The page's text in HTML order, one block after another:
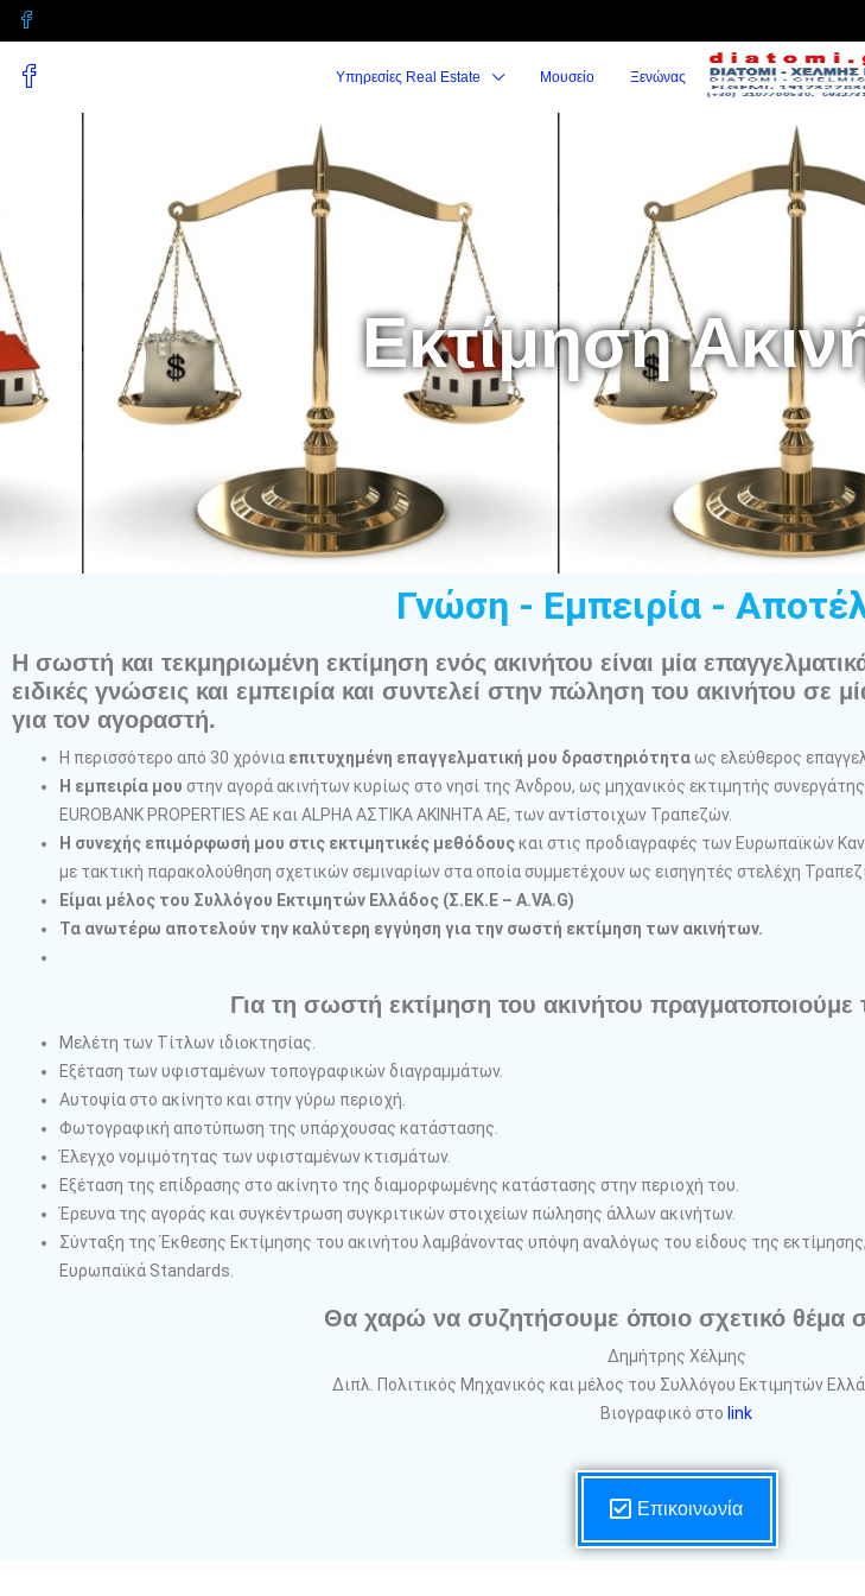
Υπηρεσίες Real Estate Μουσείο Ξενώνας
Εκτίμηση
Γνώση - Εμπειρία -
Η σωστή και τεκμηριωμένη εκτίμηση ενός ακινήτου είναι μία
ειδικές γνώσεις και εμπειρία και συντελεί στην πώληση του ακινήτου σε
για τον αγοραστή.
Η περισσότερο από 30 χρόνια επιτυχημένη επαγγελματική μου δραστηριότηταως ελεύθερος
Η εμπειρία μου στην αγορά ακινήτων κυρίως στο νησί της Άνδρου, ως μηχανικός εκτιμητής
EUROBANK PROPERTIES AE και ALPHA ΑΣΤΙΚΑ ΑΚΙΝΗΤΑ ΑΕ, των αντίστοιχων Τραπεζών.
Η συνεχής επιμόρφωσή μου στις εκτιμητικές μεθόδουςκαι στις προδιαγραφές των Ευρωπαϊκών
με τακτική παρακολούθηση σχετικών σεμιναρίων στα οποία συμμετέχουν ως εισηγητές στελέχη
Είμαι μέλος του Συλλόγου Εκτιμητών Ελλάδος (Σ.ΕΚ.Ε – A.VA.G)
Τα ανωτέρω αποτελούν την καλύτερη εγγύηση για την σωστή εκτίμηση των ακινήτων.
Για τη σωστή εκτίμηση του ακινήτου πραγματοποιούμε
Μελέτη των Τίτλων ιδιοκτησίας.
Εξέταση των υφισταμένων τοπογραφικών διαγραμμάτων.
Αυτοψία στο ακίνητο και στην γύρω περιοχή.
Φωτογραφική αποτύπωση της υπάρχουσας κατάστασης.
Έλεγχο νομιμότητας των υφισταμένων κτισμάτων.
Εξέταση της επίδρασης στο ακίνητο της διαμορφωμένης κατάστασης στην περιοχή του.
Έρευνα της αγοράς και συγκέντρωση συγκριτικών στοιχείων πώλησης άλλων ακινήτων.
Σύνταξη της Έκθεσης Εκτίμησης του ακινήτου λαμβάνοντας υπόψη αναλόγως του είδους της
Ευρωπαϊκά Standards.
Θα χαρώ να συζητήσουμε όποιο σχετικό θέμα
Δημήτρης Χέλμης
Διπλ. Πολιτικός Μηχανικός και μέλος του Συλλόγου Εκτιμητών
Βιογραφικό στο link
Επικοινωνία